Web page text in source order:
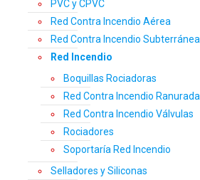
PVC y CPVC
Red Contra Incendio Aérea
Red Contra Incendio Subterránea
Red Incendio
Boquillas Rociadoras
Red Contra Incendio Ranurada
Red Contra Incendio Válvulas
Rociadores
Soportaría Red Incendio
Selladores y Siliconas